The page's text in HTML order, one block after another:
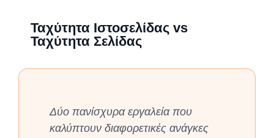
Ταχύτητα Ιστοσελίδας vs
Ταχύτητα Σελίδας
Δύο πανίσχυρα εργαλεία που
καλύπτουν διαφορετικές ανάγκες